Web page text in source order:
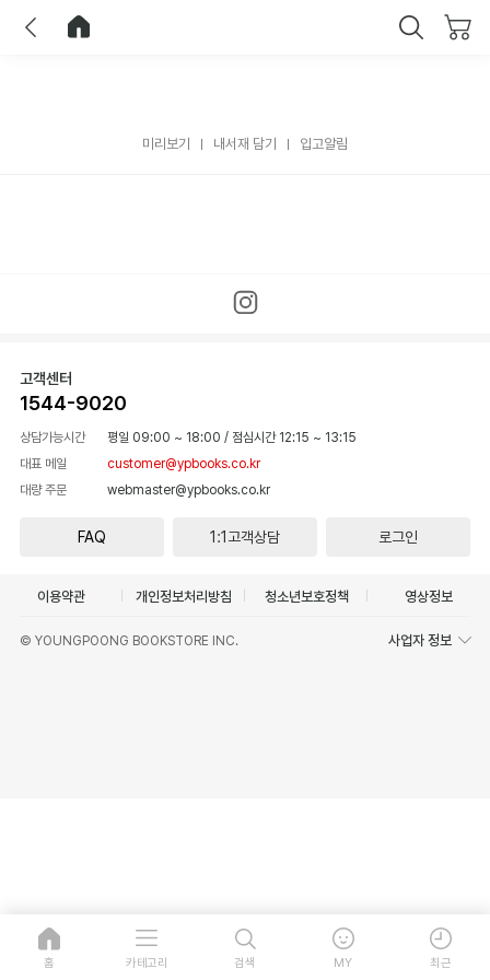
미리보기 내서재 담기 입고알림
고객센터
1544-9020
상담가능시간 평일 09:00 ~ 18:00 / 점심시간 12:15 ~ 13:15
대표 메일
customer@ypbooks.co.kr
대량 주문
webmaster@ypbooks.co.kr
FAQ 1:1고객상담 로그인
이용약관 개인정보처리방침 청소년보호정책 영상정보
© YOUNGPOONG BOOKSTORE INC. 사업자 정보
홈 카테고리 검색 MY 최근